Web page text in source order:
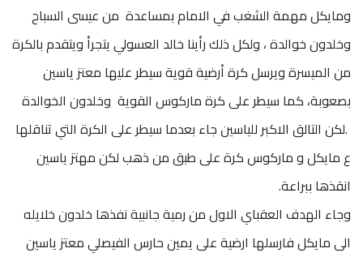
ومايكل مهمة الشغب في الامام بمساعدة من عيسى السباح
وخلدون خوالدة ، ولكل ذلك رأينا خالد العسولي يتجرأ ويتقدم بالكرة
من الميسرة ويرسل كرة أرضية قوية سيطر عليها معتز ياسين
بصعوبة، كما سيطر على كرة ماركوس القوية وخلدون الخوالدة
.لكن التالق الاكبر للياسين جاء بعدما سيطر على الكرة التي تناقلها
ع مايكل و ماركوس كرة على طبق من ذهب لكن مهتز ياسين
انقذها ببراعة.
وجاء الهدف العقباي الاول من رمية جانبية نفذها خلدون خلايله
الى مايكل فارسلها ارضية على يمين حارس الفيصلي معتز ياسين